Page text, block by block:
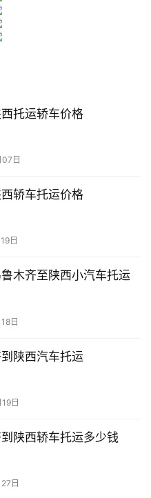
托运轿车价格
日
轿车托运价格
日
木齐至陕西小汽车托运
日
陕西汽车托运
日
陕西轿车托运多少钱
日